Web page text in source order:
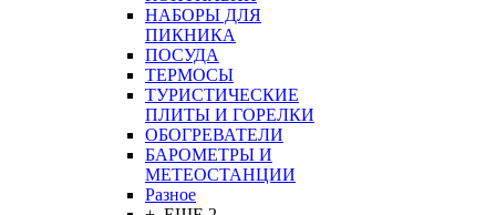
НАБОРЫ ДЛЯ
ПИКНИКА
ПОСУДА
ТЕРМОСЫ
ТУРИСТИЧЕСКИЕ
ПЛИТЫ И ГОРЕЛКИ
ОБОГРЕВАТЕЛИ
БАРОМЕТРЫ И
МЕТЕОСТАНЦИИ
Разное